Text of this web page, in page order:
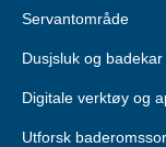
Servantområde
Dusjsluk og badekar
Digitale verktøy og
Utforsk